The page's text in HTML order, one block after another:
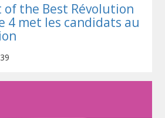
of the Best Révolution
4 met les candidats au